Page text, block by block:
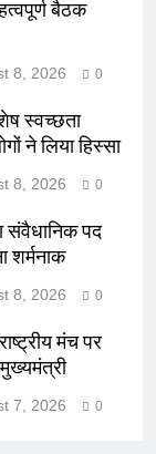
बैठक
8, 2026 0
स्वच्छता
ने लिया हिस्सा
8, 2026 0
संवैधानिक पद
शर्मनाक
8, 2026 0
मंच पर
7, 2026 0